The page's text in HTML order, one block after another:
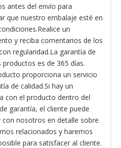
antes del envío para
que nuestro embalaje esté en
un
y reciba comentarios de los
regularidad.La garantía de
productos es de 365 días.
proporciona un servicio
de calidad.Si hay un
con el producto dentro del
garantía, el cliente puede
con nosotros en detalle sobre
relacionados y haremos
para satisfacer al cliente.